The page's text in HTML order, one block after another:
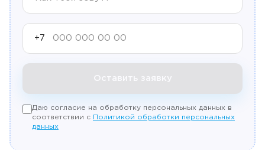
+7
Оставить заявку
Даю согласие на обработку персональных данных в
соответствии с Политикой обработки персональных
данных